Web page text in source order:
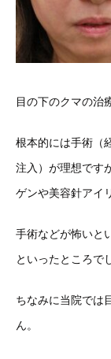
目の下のクマの治
根本的には手術（
注入）が理想です
ゲンや美容針アイ
手術などが怖いと
といったところで
ちなみに当院では
ん。